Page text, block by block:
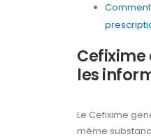
Cefixime
les
Le Cefixime
même